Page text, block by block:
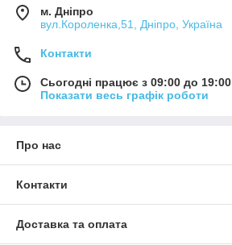
м. Дніпро
вул.Короленка,51, Дніпро, Україна
Контакти
Сьогодні працює з 09:00 до 19:00
Показати весь графік роботи
Про нас
Контакти
Доставка та оплата